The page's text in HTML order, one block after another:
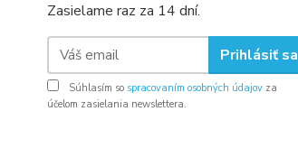
Zasielame raz za 14 dní.
Prihlásiť sa
Súhlasím so spracovaním osobných údajov za
účelom zasielania newslettera.